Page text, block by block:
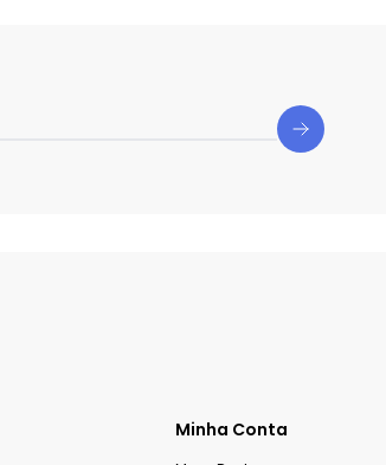
Minha Conta